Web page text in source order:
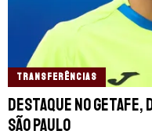
TRANSFERÊNCIAS
Destaque no
São Paulo